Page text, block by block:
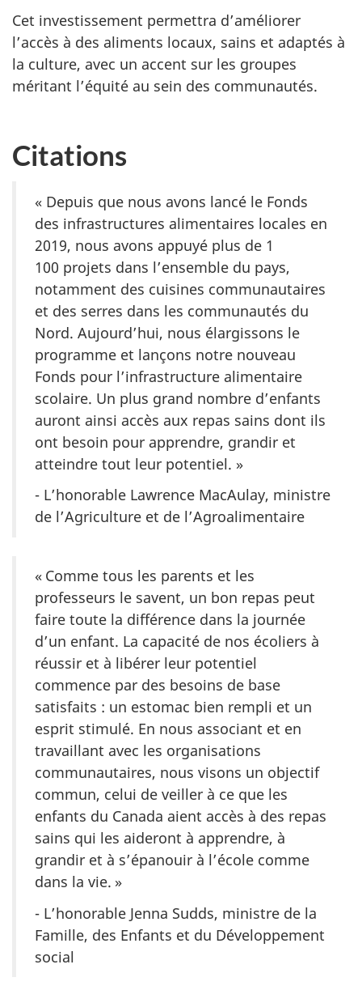
Cet investissement permettra d’améliorer
l’accès à des aliments locaux, sains et adaptés à
la culture, avec un accent sur les groupes
méritant l’équité au sein des communautés.
Citations
« Depuis que nous avons lancé le Fonds
des infrastructures alimentaires locales en
2019, nous avons appuyé plus de 1
100 projets dans l’ensemble du pays,
notamment des cuisines communautaires
et des serres dans les communautés du
Nord. Aujourd’hui, nous élargissons le
programme et lançons notre nouveau
Fonds pour l’infrastructure alimentaire
scolaire. Un plus grand nombre d’enfants
auront ainsi accès aux repas sains dont ils
ont besoin pour apprendre, grandir et
atteindre tout leur potentiel. »
- L’honorable Lawrence MacAulay, ministre
de l’Agriculture et de l’Agroalimentaire
« Comme tous les parents et les
professeurs le savent, un bon repas peut
faire toute la différence dans la journée
d’un enfant. La capacité de nos écoliers à
réussir et à libérer leur potentiel
commence par des besoins de base
satisfaits : un estomac bien rempli et un
esprit stimulé. En nous associant et en
travaillant avec les organisations
communautaires, nous visons un objectif
commun, celui de veiller à ce que les
enfants du Canada aient accès à des repas
sains qui les aideront à apprendre, à
grandir et à s’épanouir à l’école comme
dans la vie. »
- L’honorable Jenna Sudds, ministre de la
Famille, des Enfants et du Développement
social